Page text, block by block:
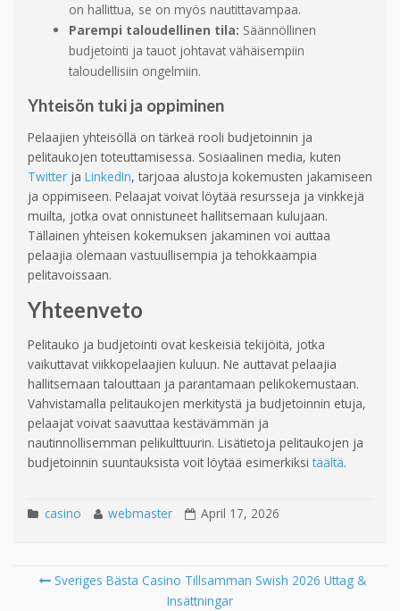
on hallittua, se on myös nautittavampaa.
Parempi taloudellinen tila: Säännöllinen
budjetointi ja tauot johtavat vähäisempiin
taloudellisiin ongelmiin.
Yhteisön tuki ja oppiminen
Pelaajien yhteisöllä on tärkeä rooli budjetoinnin ja
pelitaukojen toteuttamisessa. Sosiaalinen media, kuten
Twitter ja LinkedIn, tarjoaa alustoja kokemusten jakamiseen
ja oppimiseen. Pelaajat voivat löytää resursseja ja vinkkejä
muilta, jotka ovat onnistuneet hallitsemaan kulujaan.
Tällainen yhteisen kokemuksen jakaminen voi auttaa
pelaajia olemaan vastuullisempia ja tehokkaampia
pelitavoissaan.
Yhteenveto
Pelitauko ja budjetointi ovat keskeisiä tekijöitä, jotka
vaikuttavat viikkopelaajien kuluun. Ne auttavat pelaajia
hallitsemaan talouttaan ja parantamaan pelikokemustaan.
Vahvistamalla pelitaukojen merkitystä ja budjetoinnin etuja,
pelaajat voivat saavuttaa kestävämmän ja
nautinnollisemman pelikulttuurin. Lisätietoja pelitaukojen ja
budjetoinnin suuntauksista voit löytää esimerkiksitäältä.
casino webmaster April 17, 2026
Post navigation
Sveriges Bästa Casino Tillsamman Swish 2026 Uttag &
Insättningar